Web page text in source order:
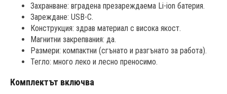
Захранване: вградена презареждаема Li-ion батерия.
Зареждане: USB-C.
Конструкция: здрав материал с висока якост.
Магнитни закрепвания: да.
Размери: компактни (сгънато и разгънато за работа).
Тегло: много леко и лесно преносимо.
Комплектът включва